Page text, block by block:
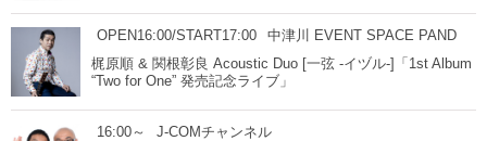
OPEN16:00/START17:00
中津川 EVENT SPACE PAND
梶原順 & 関根彰良 Acoustic Duo [一弦 -イヅル-]「1st Album
“Two for One” 発売記念ライブ」
16:00～
J-COMチャンネル